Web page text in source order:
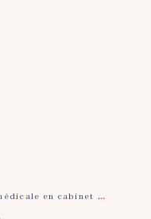
en cabinet …